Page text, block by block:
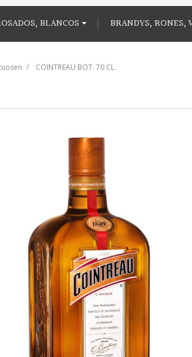
BLANCOS BRANDYS, RONES,
COINTREAU BOT. 70 CL.